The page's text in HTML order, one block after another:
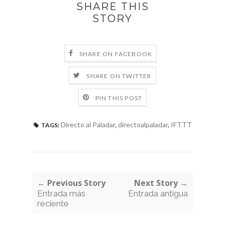
SHARE THIS
STORY
SHARE ON FACEBOOK
SHARE ON TWITTER
PIN THIS POST
TAGS: Directo al Paladar, directoalpaladar, IFTTT
← Previous Story
Entrada más
reciente
Next Story →
Entrada antigua